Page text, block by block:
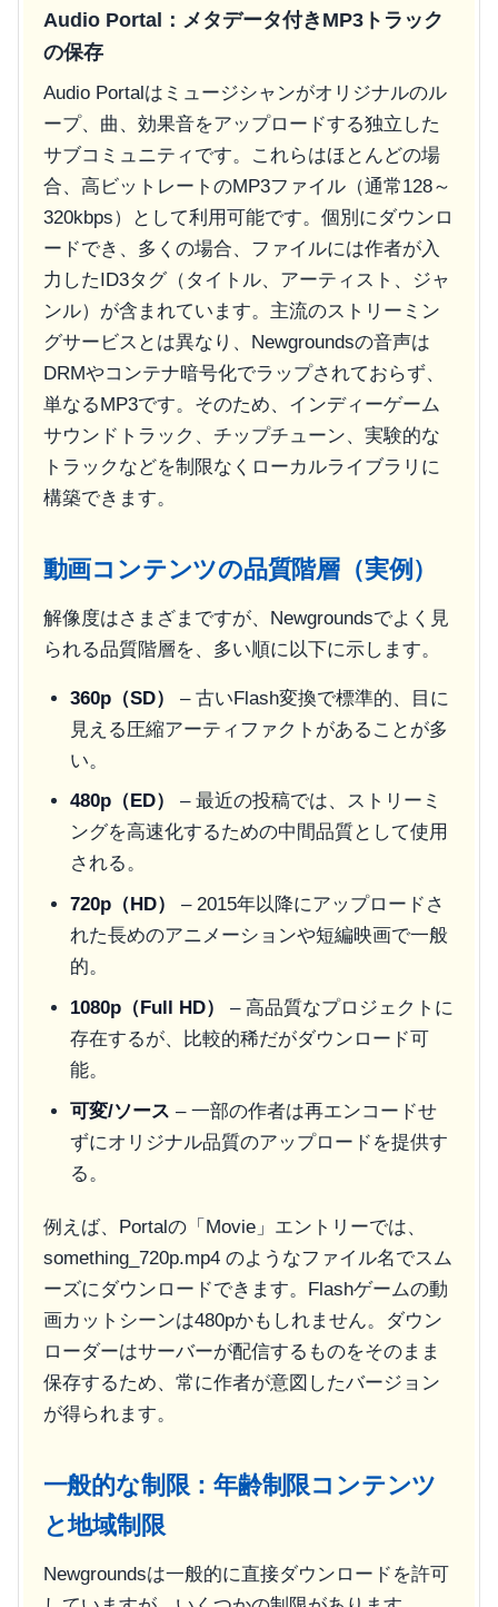
Audio Portal：メタデータ付きMP3トラック
の保存
Audio Portalはミュージシャンがオリジナルのル
ープ、曲、効果音をアップロードする独立した
サブコミュニティです。これらはほとんどの場
合、高ビットレートのMP3ファイル（通常128～
320kbps）として利用可能です。個別にダウンロ
ードでき、多くの場合、ファイルには作者が入
力したID3タグ（タイトル、アーティスト、ジャ
ンル）が含まれています。主流のストリーミン
グサービスとは異なり、Newgroundsの音声は
DRMやコンテナ暗号化でラップされておらず、
単なるMP3です。そのため、インディーゲーム
サウンドトラック、チップチューン、実験的な
トラックなどを制限なくローカルライブラリに
構築できます。
動画コンテンツの品質階層（実例）
解像度はさまざまですが、Newgroundsでよく見
られる品質階層を、多い順に以下に示します。
360p（SD）
– 古いFlash変換で標準的、目に
見える圧縮アーティファクトがあることが多
い。
480p（ED）
– 最近の投稿では、ストリーミ
ングを高速化するための中間品質として使用
される。
720p（HD）
– 2015年以降にアップロードさ
れた長めのアニメーションや短編映画で一般
的。
1080p（Full HD）
– 高品質なプロジェクトに
存在するが、比較的稀だがダウンロード可
能。
可変/ソース – 一部の作者は再エンコードせ
ずにオリジナル品質のアップロードを提供す
る。
例えば、Portalの「Movie」エントリーでは、
something_720p.mp4のようなファイル名でスム
ーズにダウンロードできます。Flashゲームの動
画カットシーンは480pかもしれません。ダウン
ローダーはサーバーが配信するものをそのまま
保存するため、常に作者が意図したバージョン
が得られます。
一般的な制限：年齢制限コンテンツ
と地域制限
Newgroundsは一般的に直接ダウンロードを許可